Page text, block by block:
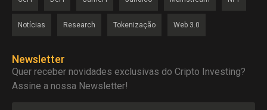
Notícias Research Tokenização Web 3.0
Newsletter
Quer receber novidades exclusivas do Cripto Investing?
Assine a nossa Newsletter!